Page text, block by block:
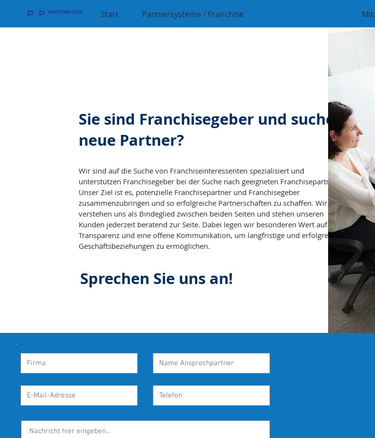
Start Partnersysteme / Franchise
Sie sind Franchisegeber und suchen
neue Partner?
Wir sind auf die Suche von Franchiseinteressenten spezialisiert und
unterstützen Franchisegeber bei der Suche nach geeigneten Franchisepartnern.
Unser Ziel ist es, potenzielle Franchisepartner und Franchisegeber
zusammenzubringen und so erfolgreiche Partnerschaften zu schaffen. Wir
verstehen uns als Bindeglied zwischen beiden Seiten und stehen unseren
Kunden jederzeit beratend zur Seite. Dabei legen wir besonderen Wert auf
Transparenz und eine offene Kommunikation, um langfristige und erfolgreiche
Geschäftsbeziehungen zu ermöglichen.
Sprechen Sie uns an!